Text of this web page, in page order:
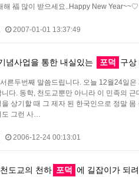
해 福 많이 받으세요..Happy New
2007-01-01 13:37:49
념사업을 통한 내실있는 포덕 구상
른두번째 말씀드립니다. 오늘 12월24일
니다. 동학, 천도교뿐만 아니라 이 민족의
을 상기할 때 그 제자 된 한국인으로 정말
도 그런 사…
2006-12-24 00:13:01
도교의 천하 포덕 에 길잡이가 되